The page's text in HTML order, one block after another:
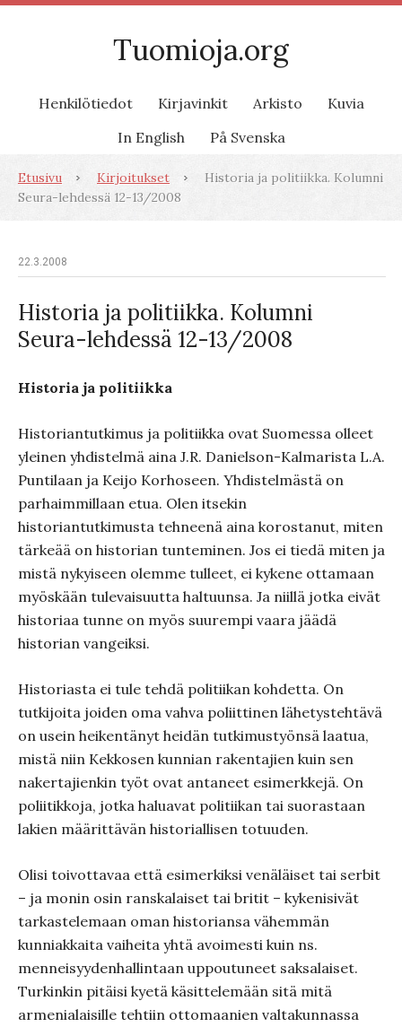
Tuomioja.org
Henkilötiedot Kirjavinkit Arkisto
Kuvia
In English
På Svenska
Etusivu Kirjoitukset
Historia ja politiikka. Kolumni
Seura-lehdessä 12-13/2008
22.3.2008
Historia ja politiikka. Kolumni
Seura-lehdessä 12-13/2008
Historia ja politiikka
Historiantutkimus ja politiikka ovat Suomessa olleet
yleinen yhdistelmä aina J.R. Danielson-Kalmarista L.A.
Puntilaan ja Keijo Korhoseen. Yhdistelmästä on
parhaimmillaan etua. Olen itsekin
historiantutkimusta tehneenä aina korostanut, miten
tärkeää on historian tunteminen. Jos ei tiedä miten ja
mistä nykyiseen olemme tulleet, ei kykene ottamaan
myöskään tulevaisuutta haltuunsa. Ja niillä jotka eivät
historiaa tunne on myös suurempi vaara jäädä
historian vangeiksi.
Historiasta ei tule tehdä politiikan kohdetta. On
tutkijoita joiden oma vahva poliittinen lähetystehtävä
on usein heikentänyt heidän tutkimustyönsä laatua,
mistä niin Kekkosen kunnian rakentajien kuin sen
nakertajienkin työt ovat antaneet esimerkkejä. On
poliitikkoja, jotka haluavat politiikan tai suorastaan
lakien määrittävän historiallisen totuuden.
Olisi toivottavaa että esimerkiksi venäläiset tai serbit
– ja monin osin ranskalaiset tai britit – kykenisivät
tarkastelemaan oman historiansa vähemmän
kunniakkaita vaiheita yhtä avoimesti kuin ns.
menneisyydenhallintaan uppoutuneet saksalaiset.
Turkinkin pitäisi kyetä käsittelemään sitä mitä
armenialaisille tehtiin ottomaanien valtakunnassa